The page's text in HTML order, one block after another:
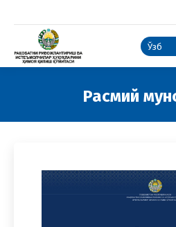
Ўзб
Расмий